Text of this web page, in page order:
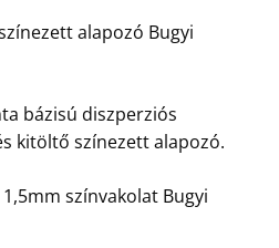
alapozó Bugyi
bázisú diszperziós
kitöltő színezett alapozó.
színvakolat Bugyi